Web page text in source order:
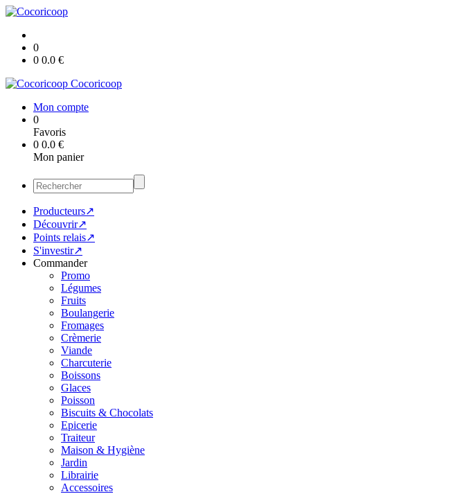
0
0 0.0 €
Cocoricoop
Mon compte
0
Favoris
0 0.0 €
Mon panier
Producteurs↗
Découvrir↗
Points relais↗
S'investir↗
Commander
Promo
Légumes
Fruits
Boulangerie
Fromages
Crèmerie
Viande
Charcuterie
Boissons
Glaces
Poisson
Biscuits & Chocolats
Epicerie
Traiteur
Maison & Hygiène
Jardin
Librairie
Accessoires